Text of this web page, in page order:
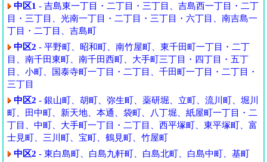
中区1 - 吉島東一丁目・二丁目・三丁目、吉島西一丁目・二丁
目・三丁目、光南一丁目・二丁目・三丁目・六丁目、南吉島一
丁目・二丁目、吉島町
中区2 - 平野町、昭和町、南竹屋町、東千田町一丁目・二丁
目、南千田東町、南千田西町、大手町三丁目・四丁目・五丁
目、小町、国泰寺町一丁目・二丁目、千田町一丁目・二丁目・
三丁目
中区2 - 銀山町、胡町、弥生町、薬研堀、立町、流川町、堀川
町、田中町、新天地、本通、袋町、八丁堀、紙屋町一丁目・二
丁目、中町、大手町一丁目・二丁目、西平塚町、東平塚町、富
士見町、三川町、宝町、鶴見町、竹屋町
中区2 - 東白島町、白島九軒町、白島北町、白島中町、基町